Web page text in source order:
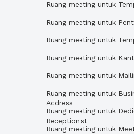
Ruang meeting untuk
Ruang meeting untuk
Ruang meeting untuk
Ruang meeting untuk
Ruang meeting untuk
Ruang meeting untuk
Address
Ruang meeting untuk
Receptionist
Ruang meeting untuk